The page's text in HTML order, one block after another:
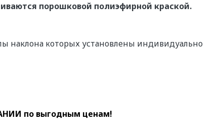
порошковой полиэфирной краской.
наклона которых установлены индивидуально
по выгодным ценам!